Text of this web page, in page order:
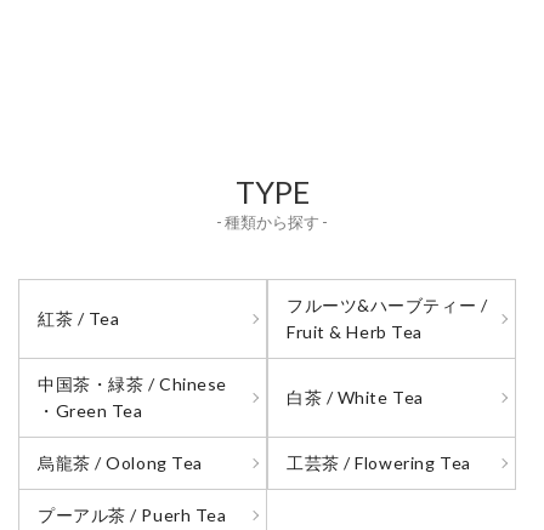
TYPE
- 種類から探す -
紅茶 / Tea
フルーツ&ハーブティー /
Fruit & Herb Tea
中国茶・緑茶 / Chinese
・Green Tea
白茶 / White Tea
烏龍茶 / Oolong Tea 工芸茶 / Flowering Tea
プーアル茶 / Puerh Tea